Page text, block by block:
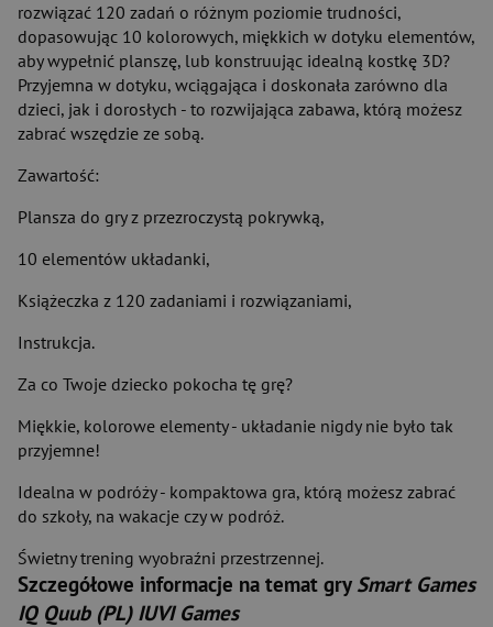
rozwiązać 120 zadań o różnym poziomie trudności,
dopasowując 10 kolorowych, miękkich w dotyku elementów,
aby wypełnić planszę, lub konstruując idealną kostkę 3D?
Przyjemna w dotyku, wciągająca i doskonała zarówno dla
dzieci, jak i dorosłych - to rozwijająca zabawa, którą możesz
zabrać wszędzie ze sobą.
Zawartość:
Plansza do gry z przezroczystą pokrywką,
10 elementów układanki,
Książeczka z 120 zadaniami i rozwiązaniami,
Instrukcja.
Za co Twoje dziecko pokocha tę grę?
Miękkie, kolorowe elementy - układanie nigdy nie było tak
przyjemne!
Idealna w podróży - kompaktowa gra, którą możesz zabrać
do szkoły, na wakacje czy w podróż.
Świetny trening wyobraźni przestrzennej.
Szczegółowe informacje na temat gry Smart Games
IQ Quub (PL) IUVI Games